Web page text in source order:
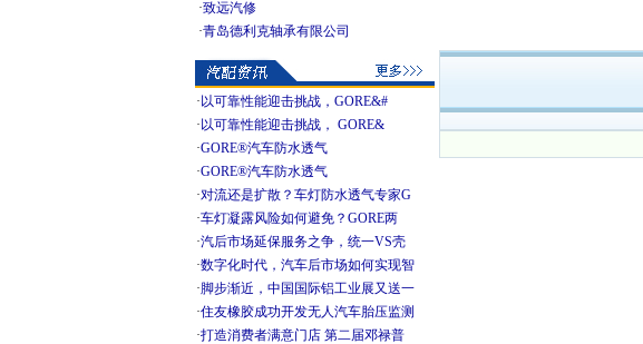
·致远汽修
·青岛德利克轴承有限公司
· 以可靠性能迎击挑战，GORE&#
· 以可靠性能迎击挑战， GORE&
·GORE®汽车防水透气
·GORE®汽车防水透气
·对流还是扩散？车灯防水透气专家G
·车灯凝露风险如何避免？GORE两
·汽后市场延保服务之争，统一VS壳
·数字化时代，汽车后市场如何实现智
· 脚步渐近，中国国际铝工业展又送一
·住友橡胶成功开发无人汽车胎压监测
·打造消费者满意门店 第二届邓禄普